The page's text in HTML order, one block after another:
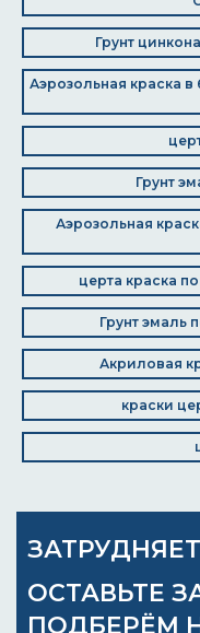
Грунт
Аэрозольная краска
Грунт
Аэрозольная
церта краска
Грунт эмаль
Акриловая
краски
ОСТАВЬТЕ
ПОДБЕРЁМ